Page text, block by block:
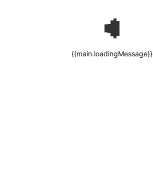
{{main.loadingMessage}}